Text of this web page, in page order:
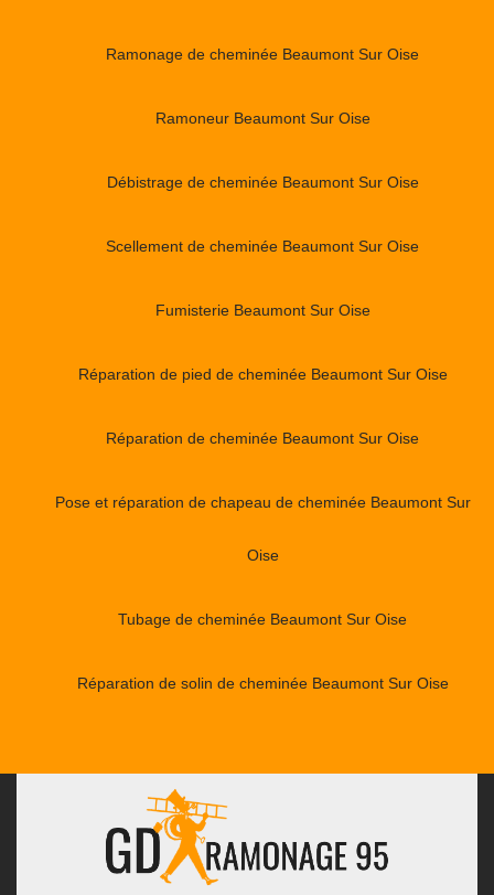
Ramonage de cheminée Beaumont Sur Oise
Ramoneur Beaumont Sur Oise
Débistrage de cheminée Beaumont Sur Oise
Scellement de cheminée Beaumont Sur Oise
Fumisterie Beaumont Sur Oise
Réparation de pied de cheminée Beaumont Sur Oise
Réparation de cheminée Beaumont Sur Oise
Pose et réparation de chapeau de cheminée Beaumont Sur
Oise
Tubage de cheminée Beaumont Sur Oise
Réparation de solin de cheminée Beaumont Sur Oise